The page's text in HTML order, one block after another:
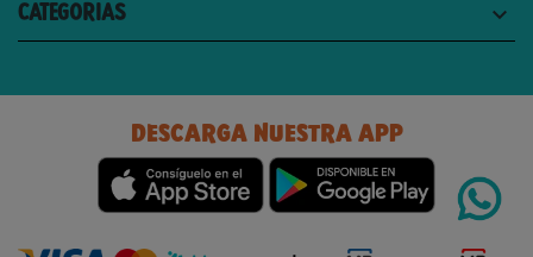
CATEGORIAS keyboard_arrow_down
DESCARGA NUESTRA APP